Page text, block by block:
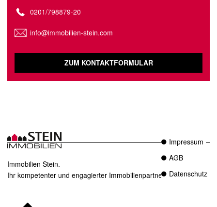
0201/798879-20
info@immobilien-stein.com
ZUM KONTAKTFORMULAR
Immobilien Stein.
Ihr kompetenter und engagierter Immobilienpartner in Essen.
Impressum
AGB
Datenschutz